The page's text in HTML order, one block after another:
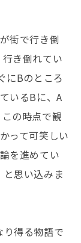
街で行き倒
き倒れてい
にBのところ
いるBに、A
の時点で観
って可笑しい
を進めてい
思い込みま
得る物語で